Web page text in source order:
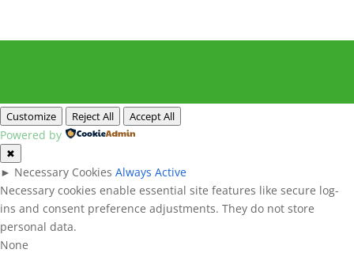
Customize Reject All Accept All
Powered by
✖
► Necessary Cookies Always Active
Necessary cookies enable essential site features like secure log-
ins and consent preference adjustments. They do not store
personal data.
None